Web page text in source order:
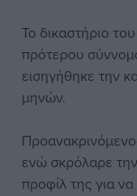
Το δικαστήριο
πρότερου
εισηγήθηκε την
μηνών.
ενώ σκρόλαρε
προφίλ της για